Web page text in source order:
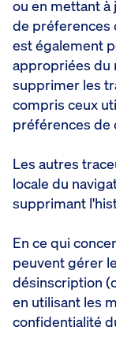
ou en mettant
de préferences
est également
appropriées du
supprimer les
compris ceux
préférences de
Les autres
locale du
supprimant
En ce qui
peuvent gérer
désinscription
en utilisant les
confidentialité